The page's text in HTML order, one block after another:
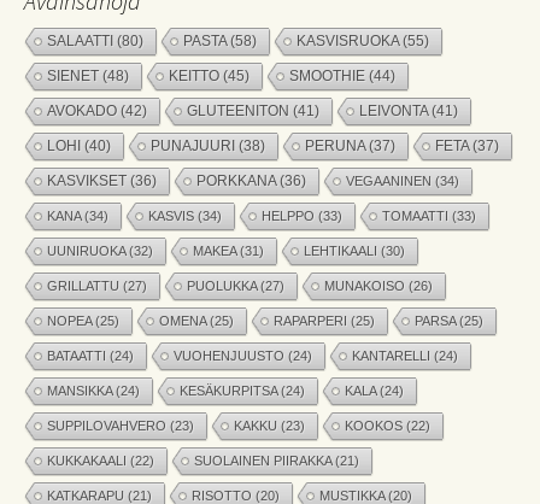
SALAATTI (80) PASTA(58) KASVISRUOKA (55)
SIENET (48) KEITTO (45) SMOOTHIE (44)
AVOKADO (42) GLUTEENITON (41) LEIVONTA(41)
LOHI (40) PUNAJUURI (38) PERUNA(37) FETA(37)
KASVIKSET (36) PORKKANA(36) VEGAANINEN (34)
KANA(34) KASVIS (34) HELPPO (33) TOMAATTI (33)
UUNIRUOKA(32) MAKEA(31) LEHTIKAALI (30)
GRILLATTU (27) PUOLUKKA(27) MUNAKOISO (26)
NOPEA(25) OMENA(25) RAPARPERI (25) PARSA(25)
BATAATTI (24) VUOHENJUUSTO (24) KANTARELLI (24)
MANSIKKA(24) KESÄKURPITSA(24) KALA(24)
SUPPILOVAHVERO (23) KAKKU (23) KOOKOS (22)
KUKKAKAALI (22) SUOLAINEN PIIRAKKA(21)
KATKARAPU (21) RISOTTO (20) MUSTIKKA(20)